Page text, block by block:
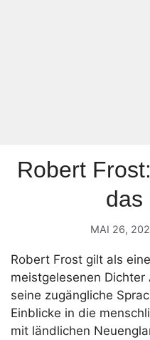
Robert
das
MAI 26,
Robert Frost gilt als
meistgelesenen
seine zugängliche
Einblicke in die
mit ländlichen